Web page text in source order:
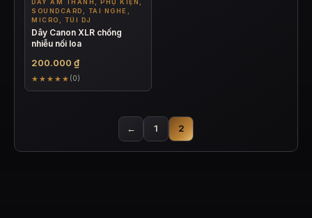
DÂY ÂM THANH, PHỤ KIỆN,
SOUNDCARD, TAI NGHE,
MICRO, TÚI DJ
Dây Canon XLR chống
nhiễu nối loa
200.000 ₫
★★★★★ (0)
← 1 2